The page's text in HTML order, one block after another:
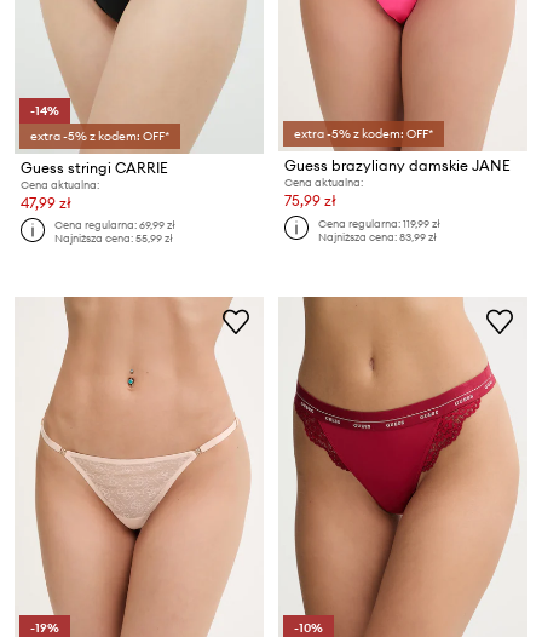
-14%
extra -5% z kodem: OFF*
Guess stringi CARRIE
Cena aktualna:
47,99 zł
Cena regularna:69,99 zł
Najniższa cena:55,99 zł
extra -5% z kodem: OFF*
Guess brazyliany damskie JANE
Cena aktualna:
75,99 zł
Cena regularna:119,99 zł
Najniższa cena:83,99 zł
-19%
-10%